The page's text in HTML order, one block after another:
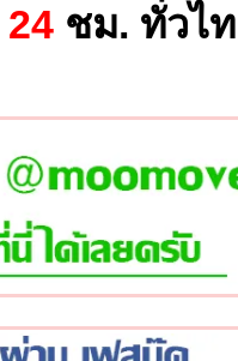
24ชม. ทั่วไ